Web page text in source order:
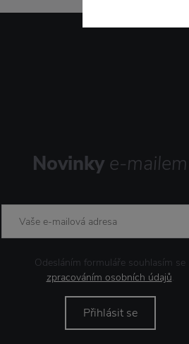
Novinky e-mailem
Odesláním formuláře souhlasím se
zpracováním osobních údajů.
Přihlásit se